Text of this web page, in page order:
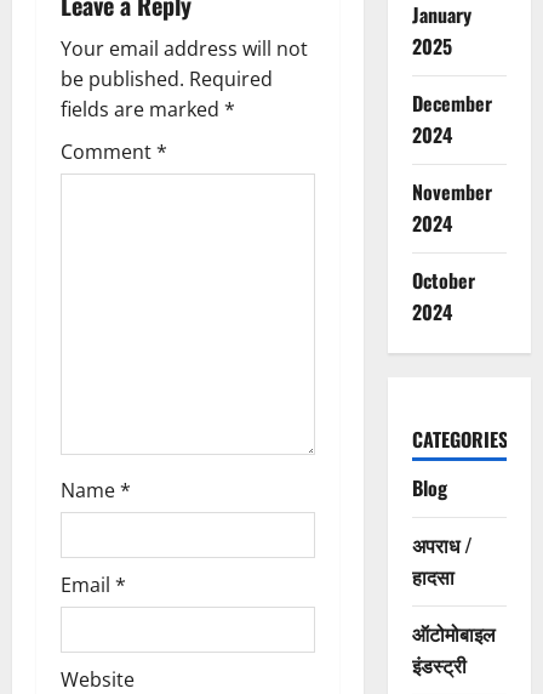
v
i
g
a
Your email address will not
be published. Required
fields are marked *
Comment*
Name*
Email *
Website
January
2025
December
2024
November
2024
October
2024
CATEGORIES
Blog
अपराध /
हादसा
ऑटोमोबाइल
इंडस्ट्री